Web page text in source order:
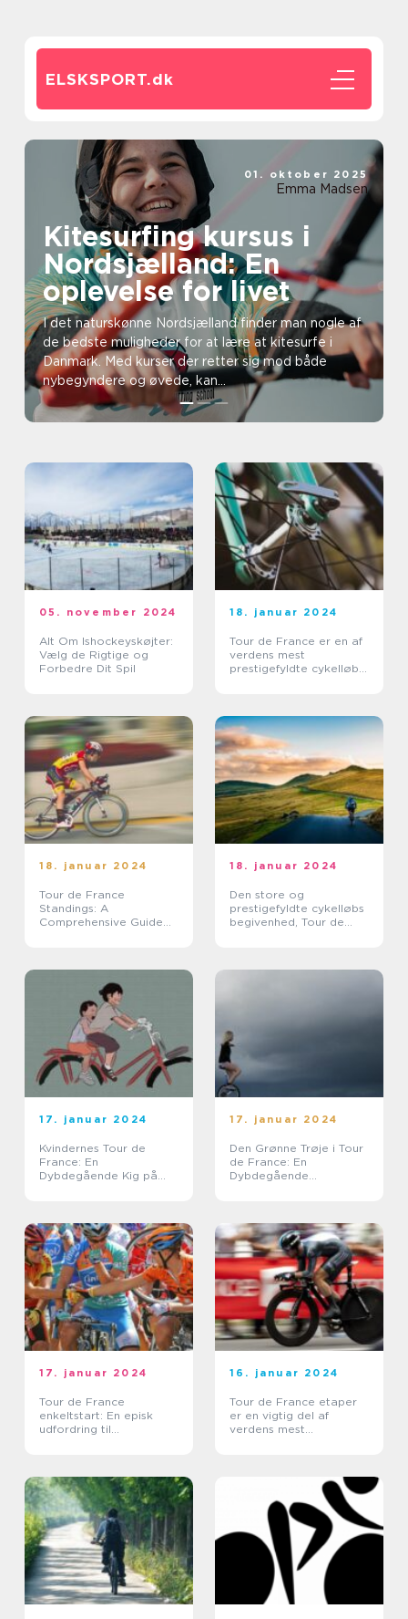
ELSKSPORT.dk
Kitesurfing kursus i
Nordsjælland: En
oplevelse for livet
I det naturskønne Nordsjælland finder man nogle af
de bedste muligheder for at lære at kitesurfe i
Danmark. Med kurser der retter sig mod både
nybegyndere og øvede, kan...
01. oktober 2025
Emma Madsen
05. november 2024
Alt Om Ishockeyskøjter:
Vælg de Rigtige og
Forbedre Dit Spil
18. januar 2024
Tour de France er en af
verdens mest
prestigefyldte cykelløb,
18. januar 2024
Tour de France
Standings: A
Comprehensive Guide
18. januar 2024
Den store og
prestigefyldte cykelløbs
begivenhed, Tour de
17. januar 2024
Kvindernes Tour de
France: En
Dybdegående Kig på
17. januar 2024
Den Grønne Trøje i Tour
de France: En
Dybdegående
17. januar 2024
Tour de France
enkeltstart: En episk
udfordring til
16. januar 2024
Tour de France etaper
er en vigtig del af
verdens mest